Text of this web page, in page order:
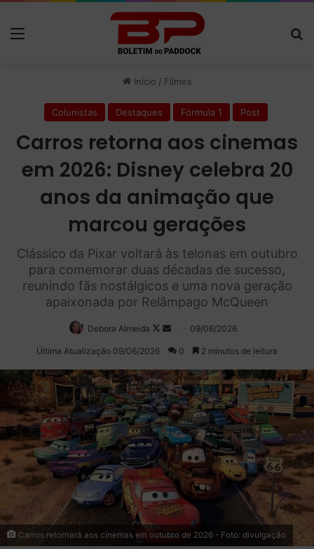
Início / Filmes
Colunistas Destaques Fórmula 1 Post
Carros retorna aos cinemas
em 2026: Disney celebra 20
anos da animação que
marcou gerações
Clássico da Pixar voltará às telonas em outubro
para comemorar duas décadas de sucesso,
reunindo fãs nostálgicos e uma nova geração
apaixonada por Relâmpago McQueen
Debora Almeida
Follow
on
Mande
um
mail
09/06/2026
Última Atualização 09/06/2026 0 2 minutos de leitura
Carros retornará aos cinemas em outubro de 2026 - Foto: divulgação